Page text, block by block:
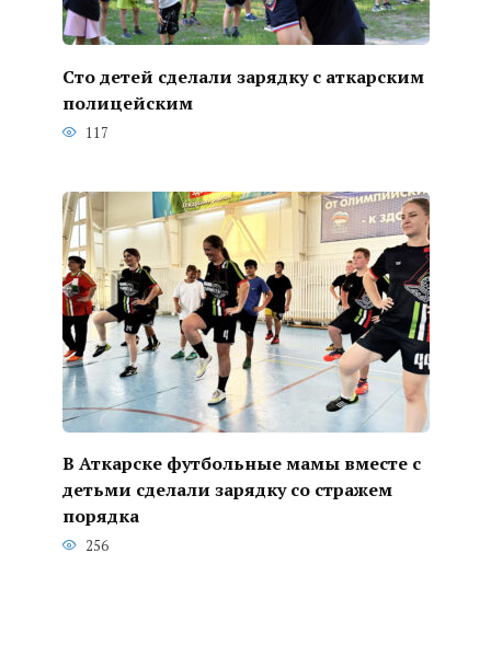
Сто детей сделали зарядку с аткарским
полицейским
117
В Аткарске футбольные мамы вместе с
детьми сделали зарядку со стражем
порядка
256